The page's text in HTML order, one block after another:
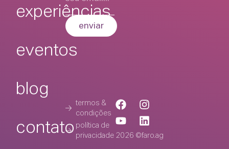
experiências
eventos
blog
contato
enviar
termos &
condições
política de
privacidade 2026 ©faro.ag